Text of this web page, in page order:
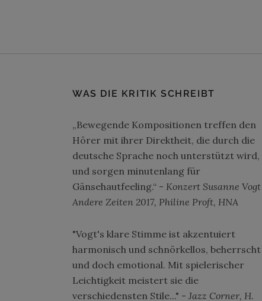
WAS DIE KRITIK SCHREIBT
„Bewegende Kompositionen treffen den
Hörer mit ihrer Direktheit, die durch die
deutsche Sprache noch unterstützt wird,
und sorgen minutenlang für
Gänsehautfeeling.“ - Konzert Susanne
Andere Zeiten 2017, Philine Proft, HNA
"Vogt's klare Stimme ist akzentuiert
harmonisch und schnörkellos, beherrscht
und doch emotional. Mit spielerischer
Leichtigkeit meistert sie die
verschiedensten Stile..." - Jazz Corner, H.